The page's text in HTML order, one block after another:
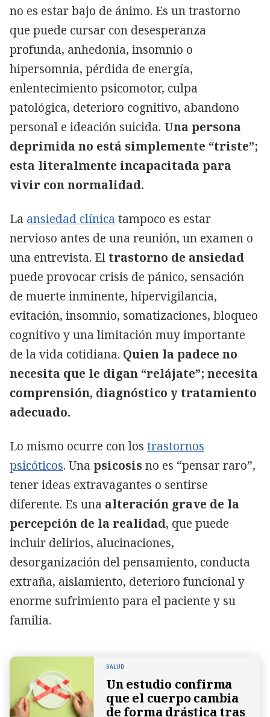
no es estar bajo de ánimo. Es un trastorno
que puede cursar con desesperanza
profunda, anhedonia, insomnio o
hipersomnia, pérdida de energía,
enlentecimiento psicomotor, culpa
patológica, deterioro cognitivo, abandono
personal e ideación suicida. Una persona
deprimida no está simplemente “triste”;
esta literalmente incapacitada para
vivir con normalidad.
La ansiedad clínica tampoco es estar
nervioso antes de una reunión, un examen o
una entrevista. El trastorno de ansiedad
puede provocar crisis de pánico, sensación
de muerte inminente, hipervigilancia,
evitación, insomnio, somatizaciones, bloqueo
cognitivo y una limitación muy importante
de la vida cotidiana. Quien la padece no
necesita que le digan “relájate”; necesita
comprensión, diagnóstico y tratamiento
adecuado.
Lo mismo ocurre con los trastornos
psicóticos. Una psicosisno es “pensar raro”,
tener ideas extravagantes o sentirse
diferente. Es una alteración grave de la
percepción de la realidad, que puede
incluir delirios, alucinaciones,
desorganización del pensamiento, conducta
extraña, aislamiento, deterioro funcional y
enorme sufrimiento para el paciente y su
familia.
SALUD
Un estudio confirma
que el cuerpo cambia
de forma drástica tras